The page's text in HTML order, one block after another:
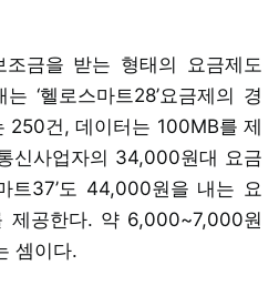
금을 받는 형태의 요금제도
‘헬로스마트28’요금제의 경
250건, 데이터는 100MB를 제
신사업자의 34,000원대 요금
트37’도 44,000원을 내는 요
제공한다. 약 6,000~7,000원
셈이다.